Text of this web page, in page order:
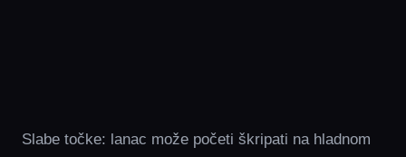
Slabe točke: lanac može početi škripati na hladnom